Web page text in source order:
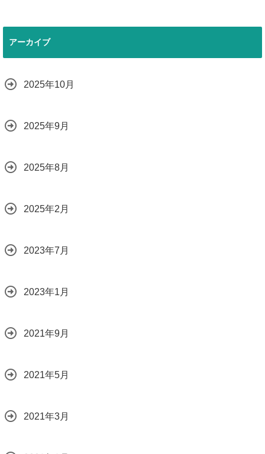
アーカイブ
2025年10月
2025年9月
2025年8月
2025年2月
2023年7月
2023年1月
2021年9月
2021年5月
2021年3月